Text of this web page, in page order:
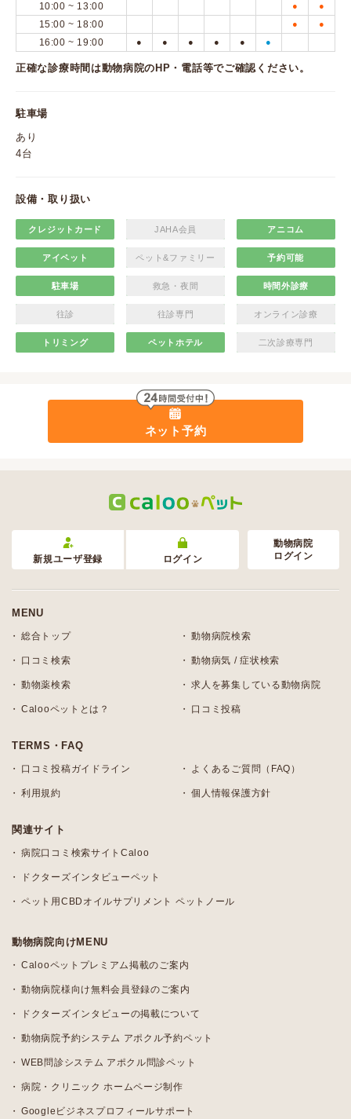
10:00 ~ 13:00 ● ●
15:00 ~ 18:00 ● ●
16:00 ~ 19:00 ● ● ● ● ● ●
正確な診療時間は動物病院のHP・電話等でご確認ください。
駐車場
あり
4台
設備・取り扱い
クレジットカード JAHA会員 アニコム
アイペット ペット&ファミリー 予約可能
駐車場 救急・夜間 時間外診療
往診 往診専門 オンライン診療
トリミング ペットホテル 二次診療専門
ネット予約
新規ユーザ登録 ログイン
動物病院
ログイン
MENU
総合トップ 動物病院検索
口コミ検索 動物病気 / 症状検索
動物薬検索 求人を募集している動物病院
Calooペットとは？ 口コミ投稿
TERMS・FAQ
口コミ投稿ガイドライン よくあるご質問（FAQ）
利用規約 個人情報保護方針
関連サイト
病院口コミ検索サイトCaloo
ドクターズインタビューペット
ペット用CBDオイルサプリメント ペットノール
動物病院向けMENU
Calooペットプレミアム掲載のご案内
動物病院様向け無料会員登録のご案内
ドクターズインタビューの掲載について
動物病院予約システム アポクル予約ペット
WEB問診システム アポクル問診ペット
病院・クリニック ホームページ制作
Googleビジネスプロフィールサポート